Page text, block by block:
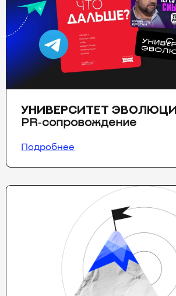
УНИВЕРСИТЕТ
PR‑сопровождение
Подробнее